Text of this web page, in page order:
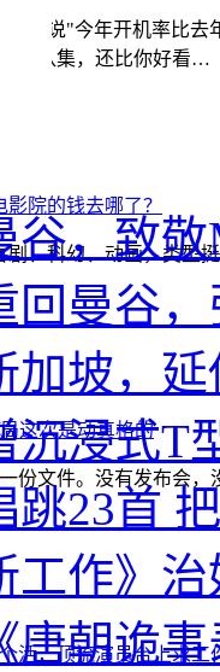
有人说"今年开机率比
出八集，还比你好看…
院的钱去哪了？
剧、科幻、动画，类型
这次是动真格的
份文件。没有发布会
活，顶流演员台上求工
谷，致
回曼谷
加坡，
沉浸式T
跳23首
工作》
唐朝诡